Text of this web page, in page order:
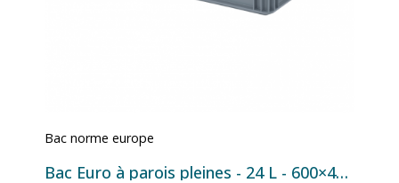
Bac norme europe
Bac Euro à parois pleines - 24 L - 600×400×120 mm